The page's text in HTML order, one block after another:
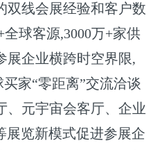
双线会展经验和客户数
球客源,3000万+家供
展企业横跨时空界限,
家“零距离”交流洽谈
、元宇宙会客厅、企业
展览新模式促进参展企